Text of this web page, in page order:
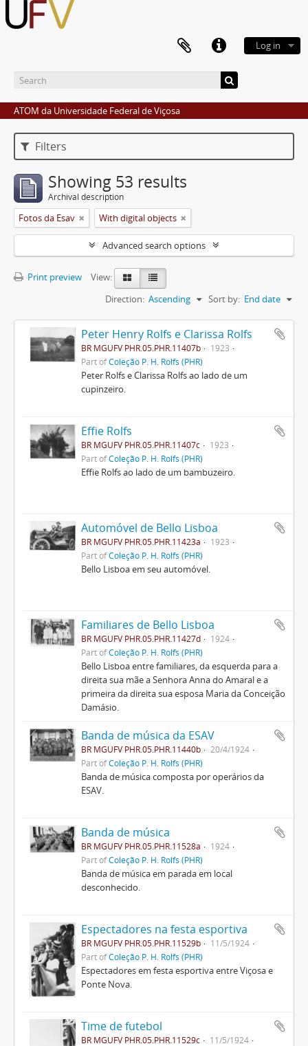
Log in
ATOM da Universidade Federal de Viçosa
Filters
Showing 53 results
Archival description
Fotos da Esav With digital objects
Advanced search options
Print preview
View:
Sort by: End date
Direction: Ascending
Peter Henry Rolfs e Clarissa Rolfs
BR MGUFV PHR.05.PHR.11407b
1923
Part ofColeção P. H. Rolfs (PHR)
Peter Rolfs e Clarissa Rolfs ao lado de um
cupinzeiro.
Effie Rolfs
BR MGUFV PHR.05.PHR.11407c
1923
Part ofColeção P. H. Rolfs (PHR)
Effie Rolfs ao lado de um bambuzeiro.
Automóvel de Bello Lisboa
BR MGUFV PHR.05.PHR.11423a
1923
Part ofColeção P. H. Rolfs (PHR)
Bello Lisboa em seu automóvel.
Familiares de Bello Lisboa
BR MGUFV PHR.05.PHR.11427d
1924
Part ofColeção P. H. Rolfs (PHR)
Bello Lisboa entre familiares, da esquerda para a
direita sua mãe a Senhora Anna do Amaral e a
primeira da direita sua esposa Maria da Conceição
Damásio.
Banda de música da ESAV
BR MGUFV PHR.05.PHR.11440b
20/4/1924
Part ofColeção P. H. Rolfs (PHR)
Banda de música composta por operários da
ESAV.
Banda de música
BR MGUFV PHR.05.PHR.11528a
1924
Part ofColeção P. H. Rolfs (PHR)
Banda de música em parada em local
desconhecido.
Espectadores na festa esportiva
BR MGUFV PHR.05.PHR.11529b
11/5/1924
Part ofColeção P. H. Rolfs (PHR)
Espectadores em festa esportiva entre Viçosa e
Ponte Nova.
Time de futebol
BR MGUFV PHR.05.PHR.11529c
11/5/1924